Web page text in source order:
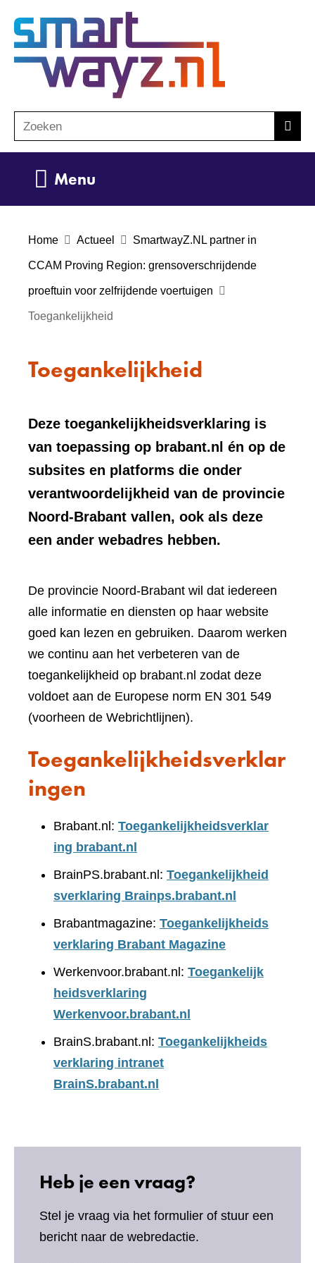
de
inhoud
o
e
Zoeken
Menu
Home Actueel SmartwayZ.NL partner in
CCAM Proving Region: grensoverschrijdende
proeftuin voor zelfrijdende voertuigen
Toegankelijkheid
Toegankelijkheid
Deze toegankelijkheidsverklaring is
van toepassing op brabant.nl én op de
subsites en platforms die onder
verantwoordelijkheid van de provincie
Noord-Brabant vallen, ook als deze
een ander webadres hebben.
De provincie Noord-Brabant wil dat iedereen
alle informatie en diensten op haar website
goed kan lezen en gebruiken. Daarom werken
we continu aan het verbeteren van de
toegankelijkheid op brabant.nl zodat deze
voldoet aan de Europese norm EN 301 549
(voorheen de Webrichtlijnen).
Toegankelijkheidsverklar
ingen
Brabant.nl: Toegankelijkheidsverklar
ing brabant.nl
BrainPS.brabant.nl: Toegankelijkheid
sverklaring Brainps.brabant.nl
Brabantmagazine: Toegankelijkheids
verklaring Brabant Magazine
Werkenvoor.brabant.nl: Toegankelijk
heidsverklaring
Werkenvoor.brabant.nl
BrainS.brabant.nl: Toegankelijkheids
verklaring intranet
BrainS.brabant.nl
Heb je een vraag?
Stel je vraag via het formulier of stuur een
bericht naar de webredactie.